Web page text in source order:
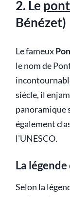
2. Le
Bénézet)
Le fameux
le nom de
siècle, il
panoramique
également
l’UNESCO.
La
Selon la